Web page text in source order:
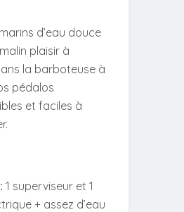
d’eau douce
plaisir à
la barboteuse à
pédalos
et faciles à
1 superviseur et 1
+ assez d’eau